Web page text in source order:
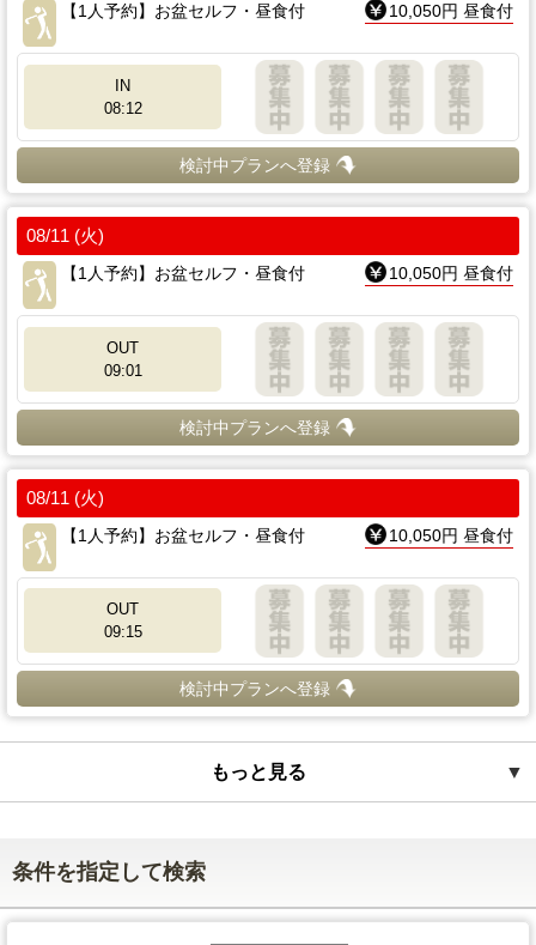
【1人予約】お盆セルフ・昼食付
10,050円 昼食付
IN
08:12
検討中プランへ登録
08/11 (火)
【1人予約】お盆セルフ・昼食付
10,050円 昼食付
OUT
09:01
検討中プランへ登録
08/11 (火)
【1人予約】お盆セルフ・昼食付
10,050円 昼食付
OUT
09:15
検討中プランへ登録
▼
もっと見る
条件を指定して検索